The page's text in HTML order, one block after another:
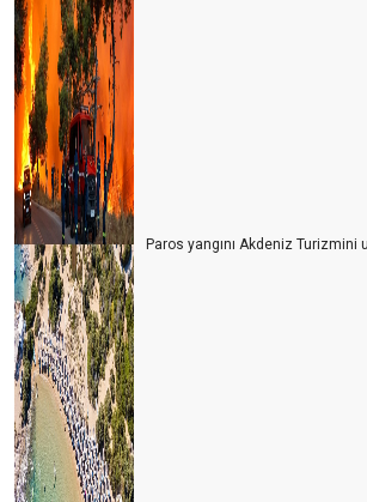
Paros yangını Akdeniz Turizmini